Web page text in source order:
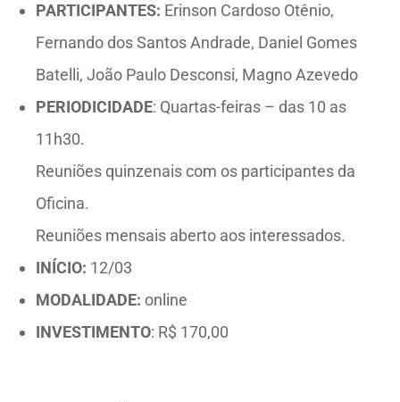
PARTICIPANTES: Erinson Cardoso Otênio,
Fernando dos Santos Andrade, Daniel Gomes
Batelli, João Paulo Desconsi, Magno Azevedo
PERIODICIDADE: Quartas-feiras – das 10 as
11h30.
Reuniões quinzenais com os participantes da
Oficina.
Reuniões mensais aberto aos interessados.
INÍCIO: 12/03
MODALIDADE: online
INVESTIMENTO: R$ 170,00